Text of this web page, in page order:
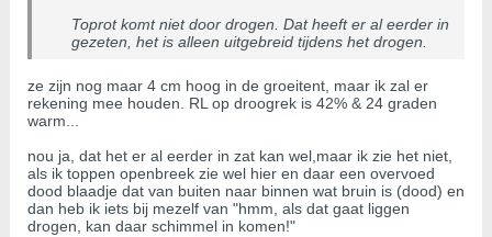
Toprot komt niet door drogen. Dat heeft er al eerder in
gezeten, het is alleen uitgebreid tijdens het drogen.
ze zijn nog maar 4 cm hoog in de groeitent, maar ik zal er
rekening mee houden. RL op droogrek is 42% & 24 graden
warm...
nou ja, dat het er al eerder in zat kan wel,maar ik zie het niet,
als ik toppen openbreek zie wel hier en daar een overvoed
dood blaadje dat van buiten naar binnen wat bruin is (dood) en
dan heb ik iets bij mezelf van "hmm, als dat gaat liggen
drogen, kan daar schimmel in komen!"